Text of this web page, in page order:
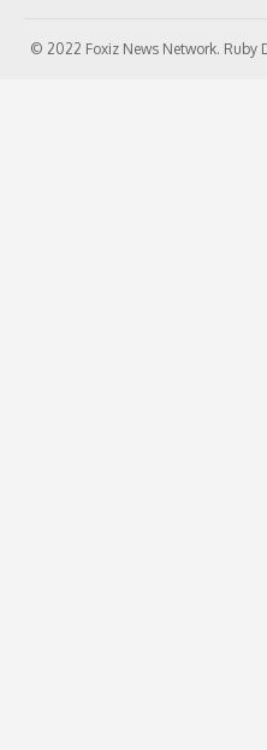
© 2022 Foxiz News Network. Ruby